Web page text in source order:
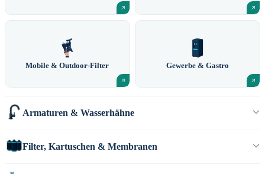
Mobile & Outdoor-Filter Gewerbe & Gastro
Armaturen & Wasserhähne
Filter, Kartuschen & Membranen